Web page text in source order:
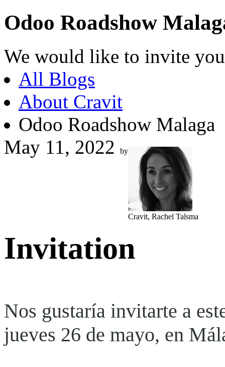
Odoo Roadshow
We would like to invite
All Blogs
About Cravit
Odoo Roadshow Malaga
May 11, 2022
by
Cravit, Rachel Talsma
Invitation
Nos gustaría invitarte a
jueves 26 de mayo, en